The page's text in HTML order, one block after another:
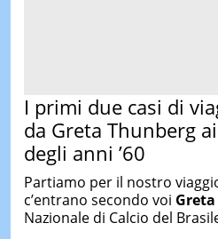
I primi due casi di
da Greta Thunberg
degli anni ’60
Partiamo per il nostro
c’entrano secondo voi
Nazionale di Calcio del